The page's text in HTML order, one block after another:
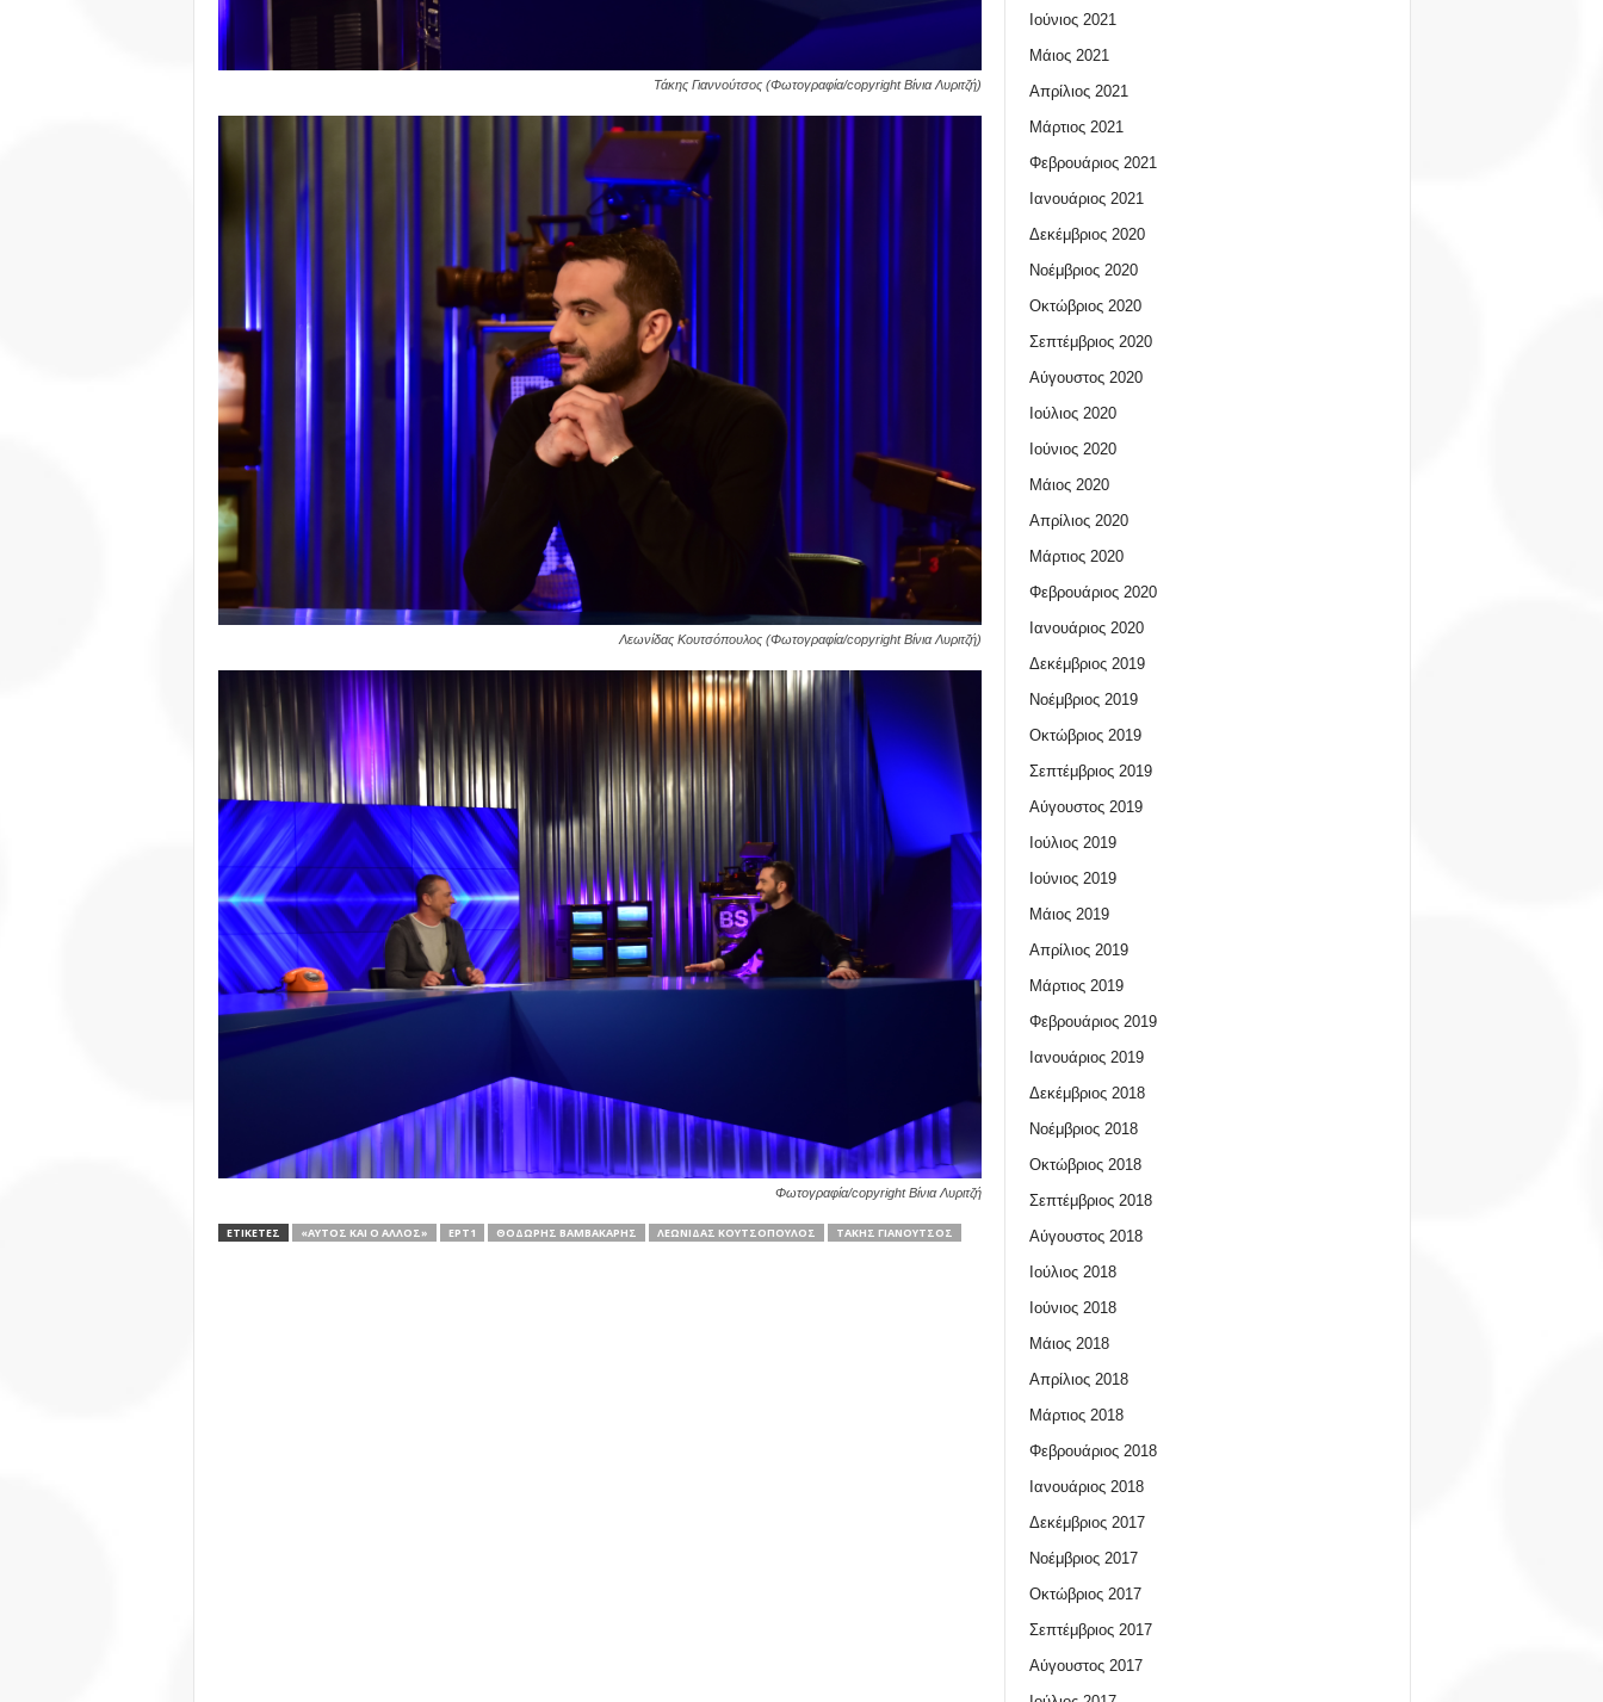
Τάκης Γιαννούτσος (Φωτογραφία/copyright Βίνια Λυριτζή)
Λεωνίδας Κουτσόπουλος (Φωτογραφία/copyright Βίνια Λυριτζή)
Φωτογραφία/copyright Βίνια Λυριτζή
ΕΤΙΚΕΤΕΣ «ΑΥΤΌΣ ΚΑΙ Ο ΆΛΛΟΣ» ΕΡΤ1 ΘΟΔΩΡΉΣ ΒΑΜΒΑΚΆΡΗΣ ΛΕΩΝΊΔΑΣ ΚΟΥΤΣΌΠΟΥΛΟΣ ΤΆΚΗΣ ΓΙΑΝΟΎΤΣΟΣ
Ιούνιος 2021
Μάιος 2021
Απρίλιος 2021
Μάρτιος 2021
Φεβρουάριος 2021
Ιανουάριος 2021
Δεκέμβριος 2020
Νοέμβριος 2020
Οκτώβριος 2020
Σεπτέμβριος 2020
Αύγουστος 2020
Ιούλιος 2020
Ιούνιος 2020
Μάιος 2020
Απρίλιος 2020
Μάρτιος 2020
Φεβρουάριος 2020
Ιανουάριος 2020
Δεκέμβριος 2019
Νοέμβριος 2019
Οκτώβριος 2019
Σεπτέμβριος 2019
Αύγουστος 2019
Ιούλιος 2019
Ιούνιος 2019
Μάιος 2019
Απρίλιος 2019
Μάρτιος 2019
Φεβρουάριος 2019
Ιανουάριος 2019
Δεκέμβριος 2018
Νοέμβριος 2018
Οκτώβριος 2018
Σεπτέμβριος 2018
Αύγουστος 2018
Ιούλιος 2018
Ιούνιος 2018
Μάιος 2018
Απρίλιος 2018
Μάρτιος 2018
Φεβρουάριος 2018
Ιανουάριος 2018
Δεκέμβριος 2017
Νοέμβριος 2017
Οκτώβριος 2017
Σεπτέμβριος 2017
Αύγουστος 2017